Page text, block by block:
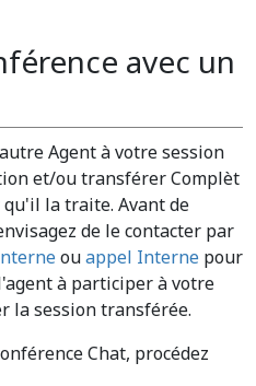
avec un
Agent à votre session
et/ou transférer Complèt
la traite. Avant de
de le contacter par
ouappel Interne pour
à participer à votre
la session transférée.
Chat, procédez